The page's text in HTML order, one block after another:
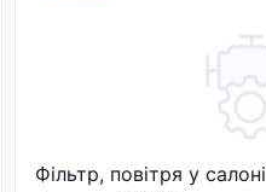
Фільтр, повітря у салоні